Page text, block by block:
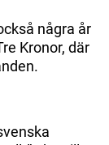
några år
Kronor, där